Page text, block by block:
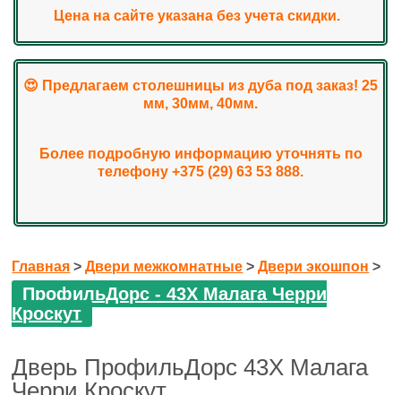
Цена на сайте указана без учета скидки.
😍 Предлагаем столешницы из дуба под заказ! 25
мм, 30мм, 40мм.
Более подробную информацию уточнять по
телефону +375 (29) 63 53 888.
Главная > Двери межкомнатные > Двери экошпон >
ПрофильДорс - 43X Малага Черри
Кроскут
Дверь ПрофильДорс 43X Малага